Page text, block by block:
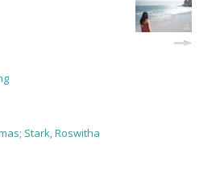
Stark, Roswitha